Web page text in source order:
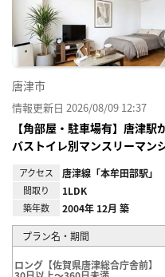
唐津市
情報更新日 2026/08/09 12:37
【角部屋・駐車場有】唐津
バストイレ別マンスリーマン
アクセス 唐津線「本牟田部駅」
間取り 1LDK
築年数 2004年 12月 築
プラン名・期間
ロング【佐賀県唐津総合庁舎前】